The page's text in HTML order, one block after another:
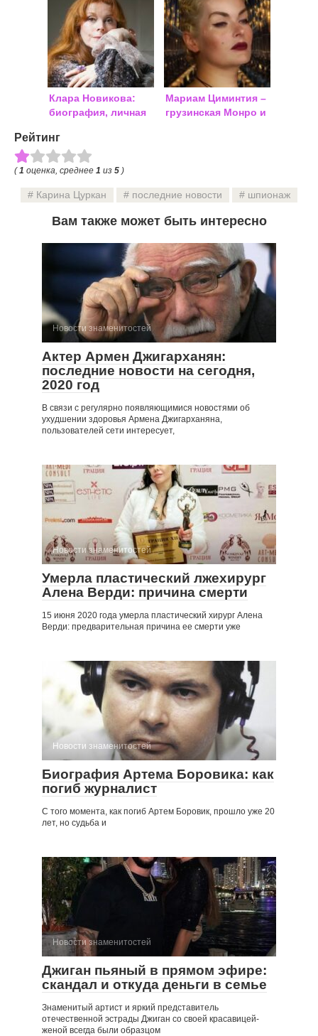
Клара Новикова:
биография, личная
Мариам Циминтия –
грузинская Монро и
Рейтинг
(1 оценка, среднее 1 из 5 )
Карина Цуркан последние новости шпионаж
Вам также может быть интересно
Новости знаменитостей
Актер Армен Джигарханян:
последние новости на сегодня,
2020 год
В связи с регулярно появляющимися новостями об
ухудшении здоровья Армена Джигарханяна,
пользователей сети интересует,
Новости знаменитостей
Умерла пластический лжехирург
Алена Верди: причина смерти
15 июня 2020 года умерла пластический хирург Алена
Верди: предварительная причина ее смерти уже
Новости знаменитостей
Биография Артема Боровика: как
погиб журналист
С того момента, как погиб Артем Боровик, прошло уже 20
лет, но судьба и
Новости знаменитостей
Джиган пьяный в прямом эфире:
скандал и откуда деньги в семье
Знаменитый артист и яркий представитель
отечественной эстрады Джиган со своей красавицей-
женой всегда были образцом